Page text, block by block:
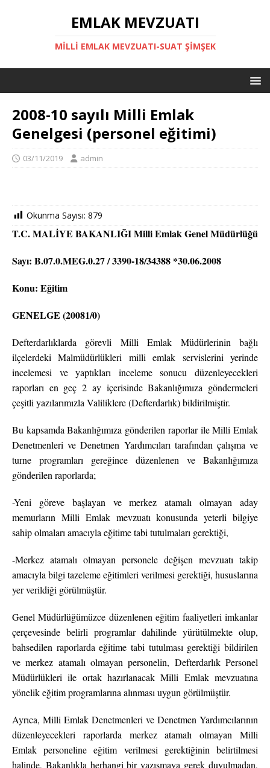
EMLAK MEVZUATI
MILLI EMLAK MEVZUATI-SUAT ŞİMŞEK
2008-10 sayılı Milli Emlak
Genelgesi (personel eğitimi)
03/11/2019 admin
Okunma Sayısı: 879
T.C. MALİYE BAKANLIĞI Milli Emlak Genel Müdürlüğü
Sayı: B.07.0.MEG.0.27 / 3390-18/34388 *30.06.2008
Konu: Eğitim
GENELGE (20081/0)
Defterdarlıklarda görevli Milli Emlak Müdürlerinin bağlı
ilçelerdeki Malmüdürlükleri milli emlak servislerini yerinde
incelemesi ve yaptıkları inceleme sonucu düzenleyecekleri
raporları en geç 2 ay içerisinde Bakanlığımıza göndermeleri
çeşitli yazılarımızla Valiliklere (Defterdarlık) bildirilmiştir.
Bu kapsamda Bakanlığımıza gönderilen raporlar ile Milli Emlak
Denetmenleri ve Denetmen Yardımcıları tarafından çalışma ve
turne programları gereğince düzenlenen ve Bakanlığımıza
gönderilen raporlarda;
-Yeni göreve başlayan ve merkez atamalı olmayan aday
memurların Milli Emlak mevzuatı konusunda yeterli bilgiye
sahip olmaları amacıyla eğitime tabi tutulmaları gerektiği,
-Merkez atamalı olmayan personele değişen mevzuatı takip
amacıyla bilgi tazeleme eğitimleri verilmesi gerektiği, hususlarına
yer verildiği görülmüştür.
Genel Müdürlüğümüzce düzenlenen eğitim faaliyetleri imkanlar
çerçevesinde belirli programlar dahilinde yürütülmekte olup,
bahsedilen raporlarda eğitime tabi tutulması gerektiği bildirilen
ve merkez atamalı olmayan personelin, Defterdarlık Personel
Müdürlükleri ile ortak hazırlanacak Milli Emlak mevzuatına
yönelik eğitim programlarına alınması uygun görülmüştür.
Ayrıca, Milli Emlak Denetmenleri ve Denetmen Yardımcılarının
düzenleyecekleri raporlarda merkez atamalı olmayan Milli
Emlak personeline eğitim verilmesi gerektiğinin belirtilmesi
halinde, Bakanlıkla herhangi bir yazışmaya gerek duyulmadan,